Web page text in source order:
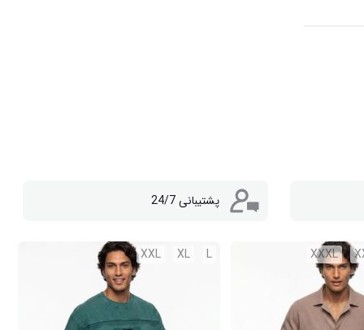
پشتیبانی 24/7
XXXL
L
XL
XXL